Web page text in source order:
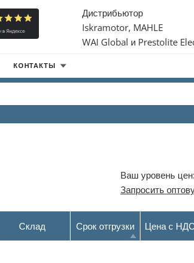
Дистрибьютор
Iskramotor, MAHLE
WAI Global и Prestolite
КОНТАКТЫ
Ваш уровень цен:
Запросить
Склад Срок отгрузки Цена с